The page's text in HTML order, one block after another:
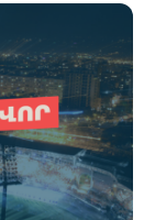
1-ին
բերել
դրամից։